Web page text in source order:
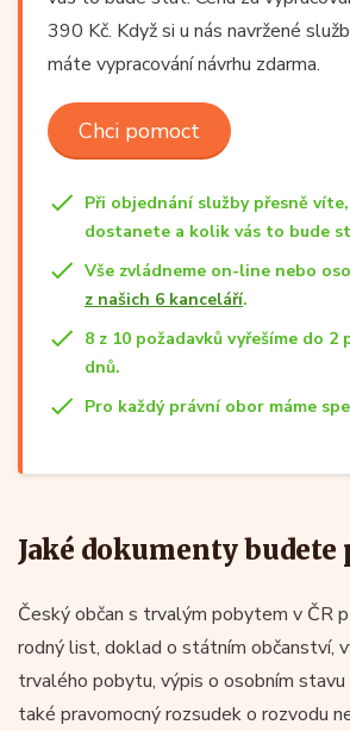
390 Kč. Když si u nás navržené
máte vypracování návrhu zdarma.
Chci pomoct
Při objednání služby přesně
dostanete a kolik vás to bude
Vše zvládneme on-line nebo
z našich 6 kanceláří.
8 z 10 požadavků vyřešíme do 2
dnů.
Pro každý právní obor máme
Jaké dokumenty
Český občan s trvalým pobytem v ČR
rodný list, doklad o státním občanství,
trvalého pobytu, výpis o osobním
také pravomocný rozsudek o rozvodu